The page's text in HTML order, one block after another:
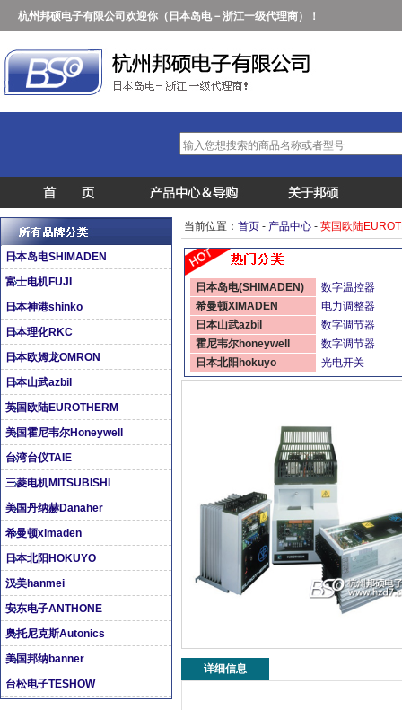
杭州邦硕电子有限公司欢迎你（日本岛电－浙江一级代理商）！
日本岛电SHIMADEN
富士电机FUJI
日本神港shinko
日本理化RKC
日本欧姆龙OMRON
日本山武azbil
英国欧陆EUROTHERM
美国霍尼韦尔Honeywell
台湾台仪TAIE
三菱电机MITSUBISHI
美国丹纳赫Danaher
希曼顿ximaden
日本北阳HOKUYO
汉美hanmei
安东电子ANTHONE
奥托尼克斯Autonics
美国邦纳banner
台松电子TESHOW
当前位置： 首页 - 产品中心 - 英国欧陆
日本岛电(SHIMADEN)
数字温控器
希曼顿XIMADEN
电力调整器
日本山武azbil
数字调节器
霍尼韦尔honeywell
数字调节器
日本北阳hokuyo
光电开关
详细信息